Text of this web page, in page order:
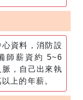
資料，消防設
師薪資約 5~6
，自己出來執
上的年薪。